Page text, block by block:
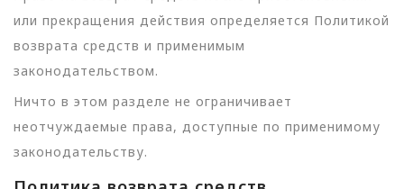
или прекращения действия определяется Политикой
возврата средств и применимым
законодательством.
Ничто в этом разделе не ограничивает
неотчуждаемые права, доступные по применимому
законодательству.